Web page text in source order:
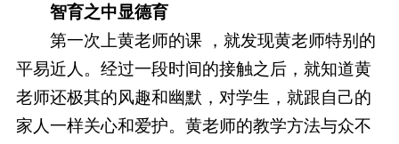
智育之中显德育
第一次上黄老师的课 ，就发现黄老师特别的
平易近人。经过一段时间的接触之后，就知道黄
老师还极其的风趣和幽默，对学生，就跟自己的
家人一样关心和爱护。黄老师的教学方法与众不